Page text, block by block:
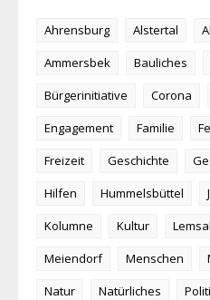
Ahrensburg Alstertal
Ammersbek
Bauliches
Bürgerinitiative
Corona
Engagement
Familie
Freizeit
Geschichte
Hilfen
Hummelsbüttel
Kolumne
Kultur
Meiendorf
Menschen
Natur
Natürliches